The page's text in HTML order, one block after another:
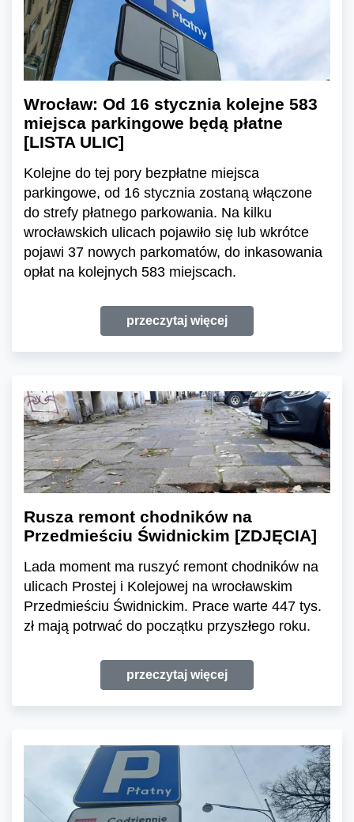
Wrocław: Od 16 stycznia kolejne 583
miejsca parkingowe będą płatne
[LISTA ULIC]
Kolejne do tej pory bezpłatne miejsca
parkingowe, od 16 stycznia zostaną włączone
do strefy płatnego parkowania. Na kilku
wrocławskich ulicach pojawiło się lub wkrótce
pojawi 37 nowych parkomatów, do inkasowania
opłat na kolejnych 583 miejscach.
przeczytaj więcej
Rusza remont chodników na
Przedmieściu Świdnickim [ZDJĘCIA]
Lada moment ma ruszyć remont chodników na
ulicach Prostej i Kolejowej na wrocławskim
Przedmieściu Świdnickim. Prace warte 447 tys.
zł mają potrwać do początku przyszłego roku.
przeczytaj więcej